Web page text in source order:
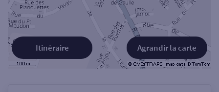
Agrandir la carte
Itinéraire